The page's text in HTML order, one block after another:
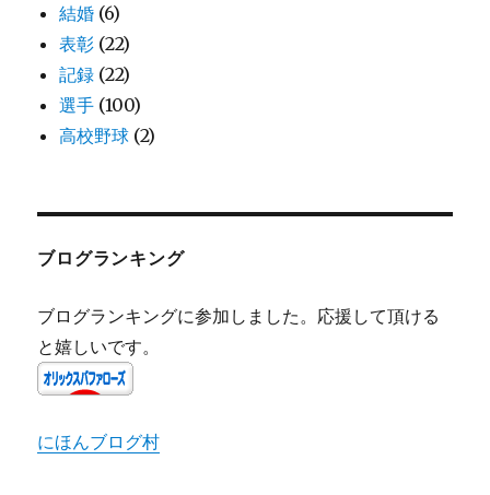
結婚 (6)
表彰 (22)
記録 (22)
選手 (100)
高校野球 (2)
ブログランキング
ブログランキングに参加しました。応援して頂ける
と嬉しいです。
にほんブログ村